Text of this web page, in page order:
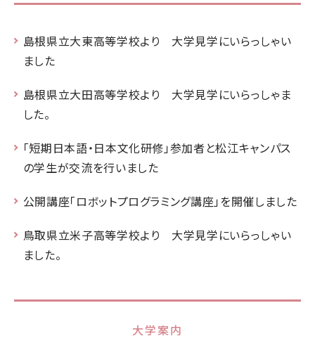
島根県立大東高等学校より 大学見学にいらっしゃい
ました
島根県立大田高等学校より 大学見学にいらっしゃま
した。
「短期日本語・日本文化研修」参加者と松江キャンパス
の学生が交流を行いました
公開講座「ロボットプログラミング講座」を開催しました
鳥取県立米子高等学校より 大学見学にいらっしゃい
ました。
大学案内